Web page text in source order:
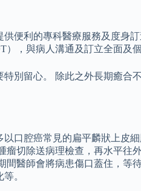
便利的專科醫療服務及度身
，與病人溝通及訂立全面及
別留心。 除此之外長期癒
口腔癌常見的扁平麟狀上皮
切除送病理檢查，再水平
醫師會將病患傷口蓋住，
。